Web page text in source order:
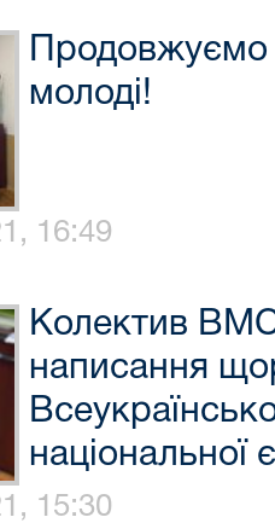
Продовжуємо
молоді!
16:49
Колектив
написання
національної
15:30